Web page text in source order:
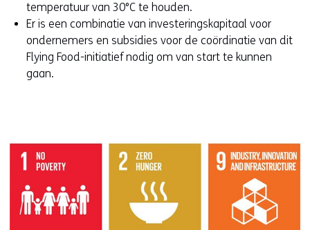
temperatuur van 30°C te houden.
Er is een combinatie van investeringskapitaal voor
ondernemers en subsidies voor de coördinatie van dit
Flying Food-initiatief nodig om van start te kunnen
gaan.